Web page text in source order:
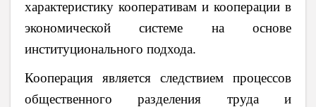
характеристику кооперативам и кооперации в
экономической системе на основе
институционального подхода.
Кооперация является следствием процессов
общественного разделения труда и